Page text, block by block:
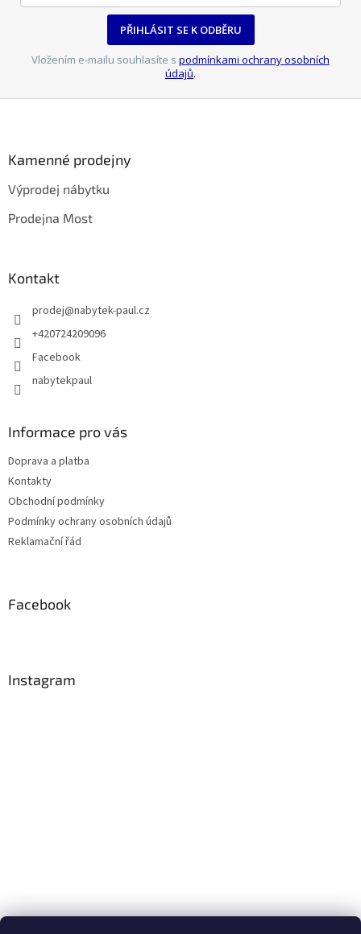
PŘIHLÁSIT SE K ODBĚRU
Vložením e-mailu souhlasíte s podmínkami ochrany osobních
údajů.
Kamenné prodejny
Výprodej nábytku
Prodejna Most
Kontakt
prodej@nabytek-paul.cz
+420724209096
Facebook
nabytekpaul
Informace pro vás
Doprava a platba
Kontakty
Obchodní podmínky
Podmínky ochrany osobních údajů
Reklamační řád
Facebook
Instagram